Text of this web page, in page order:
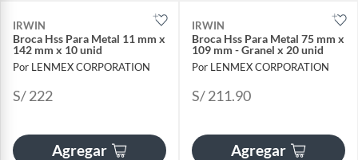
IRWIN
Broca Hss Para Metal 11 mm x
142 mm x 10 unid
Por LENMEX CORPORATION
S/ 222
Agregar
IRWIN
Broca Hss Para Metal 75 mm x
109 mm - Granel x 20 unid
Por LENMEX CORPORATION
S/ 211.90
Agregar